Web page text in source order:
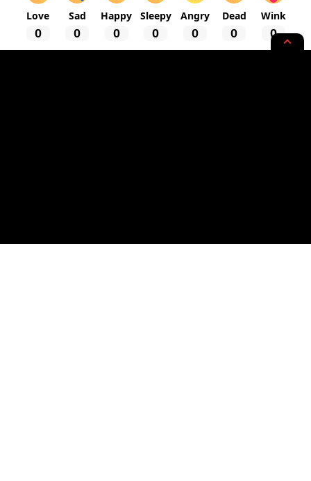
Love
0
Sad
0
Happy
0
Sleepy
0
Angry
0
Dead
0
Wink
0